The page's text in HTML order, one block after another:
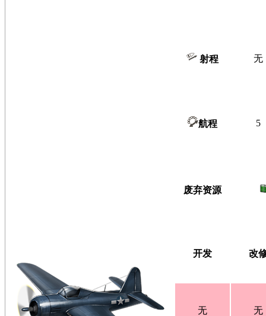
射程 无
航程 5
废弃资源
开发 改
无 无